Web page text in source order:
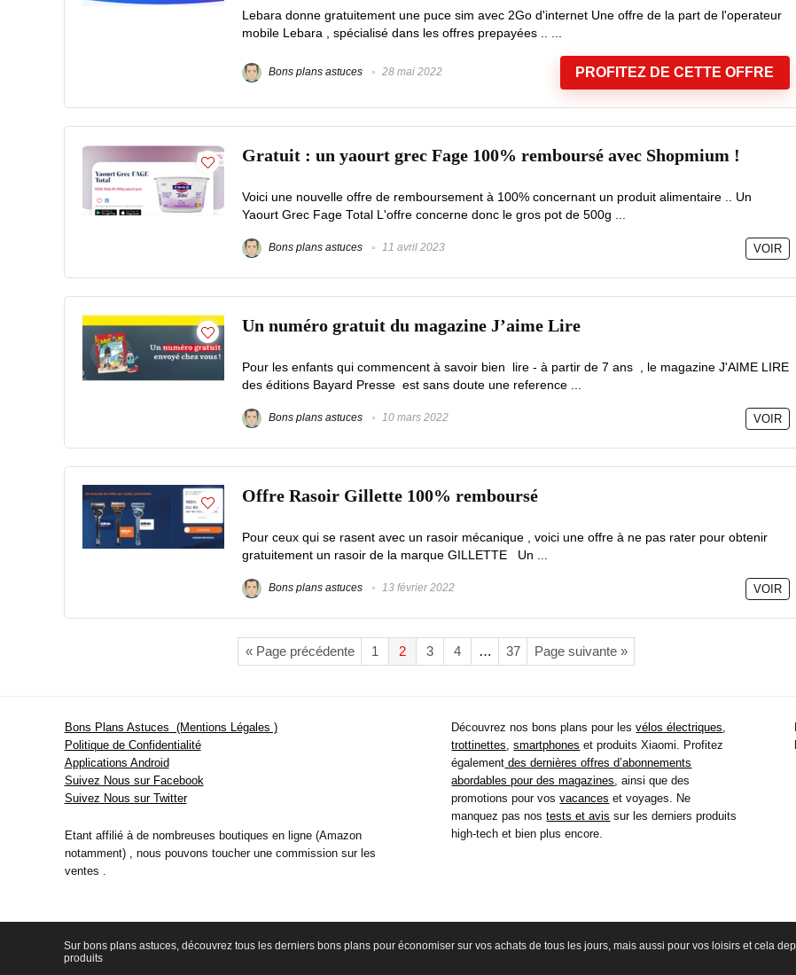
Lebara donne gratuitement une puce sim avec 2Go d'internet Une offre de la part de l'operateur
mobile Lebara , spécialisé dans les offres prepayées .. ...
Bons plans astuces 28 mai 2022 PROFITEZ DE CETTE OFFRE
Gratuit : un yaourt grec Fage 100% remboursé avec Shopmium !
Voici une nouvelle offre de remboursement à 100% concernant un produit alimentaire .. Un
Yaourt Grec Fage Total L'offre concerne donc le gros pot de 500g ...
Bons plans astuces 11 avril 2023 VOIR
Un numéro gratuit du magazine J’aime Lire
Pour les enfants qui commencent à savoir bien lire - à partir de 7 ans , le magazine J'AIME LIRE
des éditions Bayard Presse est sans doute une reference ...
Bons plans astuces 10 mars 2022 VOIR
Offre Rasoir Gillette 100% remboursé
Pour ceux qui se rasent avec un rasoir mécanique , voici une offre à ne pas rater pour obtenir
gratuitement un rasoir de la marque GILLETTE Un ...
Bons plans astuces 13 février 2022 VOIR
« Page précédente 1 2 3 4 … 37 Page suivante »
Bons Plans Astuces (Mentions Légales )
Politique de Confidentialité
Applications Android
Suivez Nous sur Facebook
Suivez Nous sur Twitter
Etant affilié à de nombreuses boutiques en ligne (Amazon
notamment) , nous pouvons toucher une commission sur les
ventes .
Découvrez nos bons plans pour lesvélos électriques
trottinettes ,smartphones et produits Xiaomi. Profitez
également des dernières offres d’abonnements
abordables pour des magazines , ainsi que des
promotions pour vosvacances et voyages. Ne
manquez pas nostests et avis sur les derniers produits
high-tech et bien plus encore.
Sur bons plans astuces, découvrez tous les derniers bons plans pour économiser sur vos achats de tous les jours, mais aussi pour vos loisirs et cela
produits